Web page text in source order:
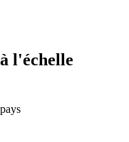
l'échelle